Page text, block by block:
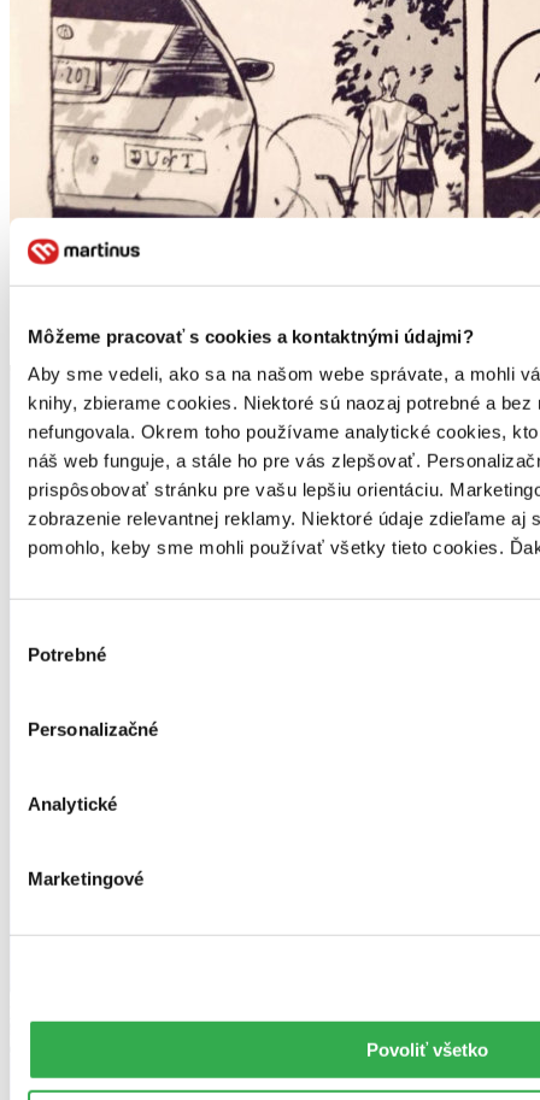
Môžeme pracovať s cookies a kontaktnými údajmi?
Aby sme vedeli, ako sa na našom webe správate, a mohli
knihy, zbierame cookies. Niektoré sú naozaj potrebné a
nefungovala. Okrem toho používame analytické cookies,
náš web funguje, a stále ho pre vás zlepšovať.
prispôsobovať stránku pre vašu lepšiu orientáciu.
zobrazenie relevantnej reklamy. Niektoré údaje zdieľame aj
pomohlo, keby sme mohli používať všetky tieto cookies.
súhlasu
Potrebné
Personalizačné
Analytické
Marketingové
Povoliť všetko